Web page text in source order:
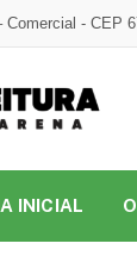
- CEP
INICIAL